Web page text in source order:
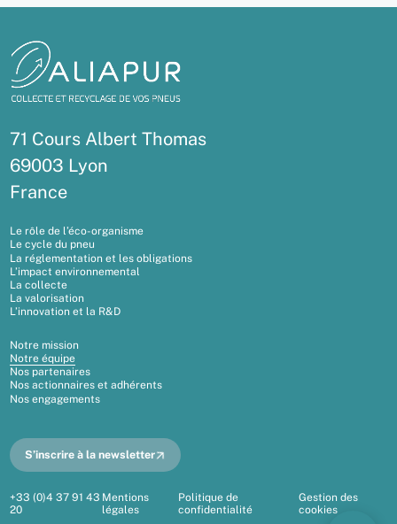
71 Cours Albert Thomas
69003 Lyon
France
Le rôle de l’éco-organisme
Le cycle du pneu
La réglementation et les obligations
L’impact environnemental
La collecte
La valorisation
L’innovation et la R&D
Notre mission
Notre équipe
Nos partenaires
Nos actionnaires et adhérents
Nos engagements
S’inscrire à la newsletter
+33 (0)4 37 91 43
20
Mentions
légales
Politique de
confidentialité
Gestion des
cookies